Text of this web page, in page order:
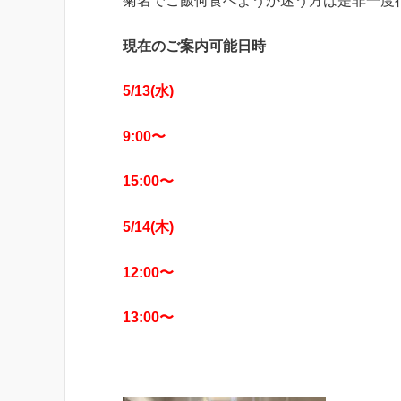
現在のご案内可能日時
5/13(水)
9:00〜
15:00〜
5/14(木)
12:00〜
13:00〜